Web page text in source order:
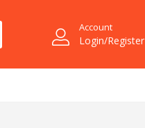
Account
Login/Register